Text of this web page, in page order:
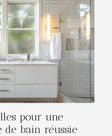
pour une
de bain réussie